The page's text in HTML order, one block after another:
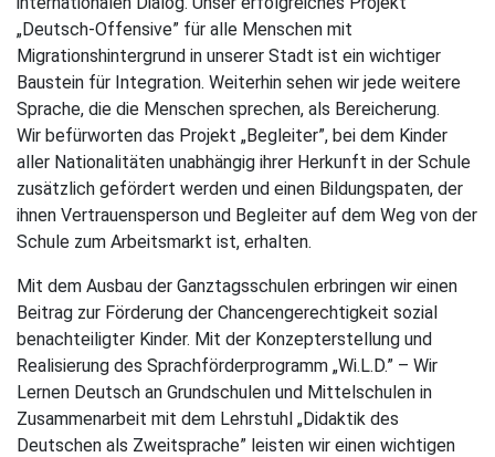
„Deutsch-Offensive” für alle Menschen mit
Migrationshintergrund in unserer Stadt ist ein wichtiger
Baustein für Integration. Weiterhin sehen wir jede weitere
Sprache, die die Menschen sprechen, als Bereicherung.
Wir befürworten das Projekt „Begleiter”, bei dem Kinder
aller Nationalitäten unabhängig ihrer Herkunft in der Schule
zusätzlich gefördert werden und einen Bildungspaten, der
ihnen Vertrauensperson und Begleiter auf dem Weg von der
Schule zum Arbeitsmarkt ist, erhalten.
Mit dem Ausbau der Ganztagsschulen erbringen wir einen
Beitrag zur Förderung der Chancengerechtigkeit sozial
benachteiligter Kinder. Mit der Konzepterstellung und
Realisierung des Sprachförderprogramm „Wi.L.D.” – Wir
Lernen Deutsch an Grundschulen und Mittelschulen in
Zusammenarbeit mit dem Lehrstuhl „Didaktik des
Deutschen als Zweitsprache” leisten wir einen wichtigen